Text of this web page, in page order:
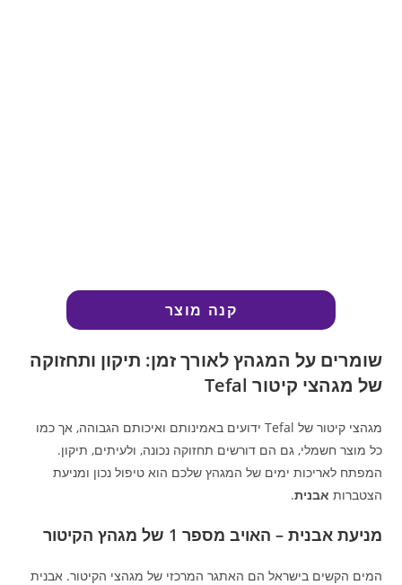
קנה מוצר
שומרים על המגהץ לאורך זמן: תיקון ותחזוקה
של מגהצי קיטור Tefal
מגהצי קיטור של Tefal ידועים באמינותם ואיכותם הגבוהה, אך כמו
כל מוצר חשמלי, גם הם דורשים תחזוקה נכונה, ולעיתים, תיקון.
המפתח לאריכות ימים של המגהץ שלכם הוא טיפול נכון ומניעת
הצטברות אבנית.
מניעת אבנית – האויב מספר 1 של מגהץ הקיטור
המים הקשים בישראל הם האתגר המרכזי של מגהצי הקיטור. אבנית